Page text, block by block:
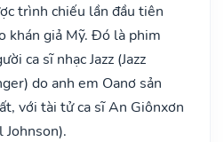
trình chiếu lần đầu tiên
khán giả Mỹ. Đó là phim
ca sĩ nhạc Jazz (Jazz
do anh em Oanơ sản
với tài tử ca sĩ An Giônxơn
Johnson).